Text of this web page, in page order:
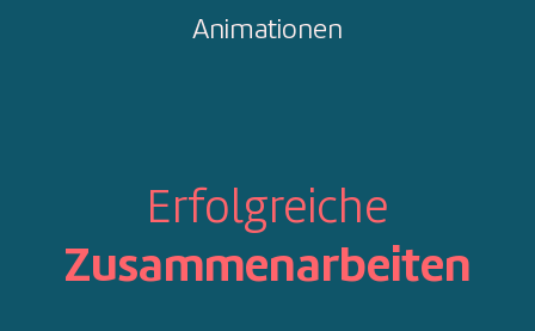
Animationen
Erfolgreiche
Zusammenarbeiten